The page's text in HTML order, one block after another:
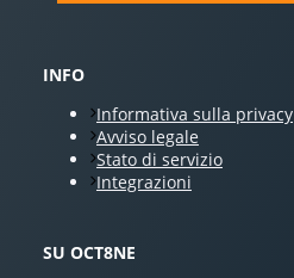
INFO
Informativa sulla privacy
Avviso legale
Stato di servizio
Integrazioni
SU OCT8NE